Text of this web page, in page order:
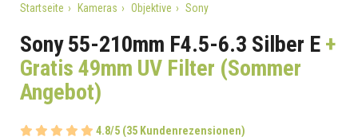
Startseite Kameras Objektive Sony
Sony 55-210mm F4.5-6.3 Silber E+
Gratis 49mm UV Filter (Sommer
Angebot)
4.8/5 (35 Kundenrezensionen)